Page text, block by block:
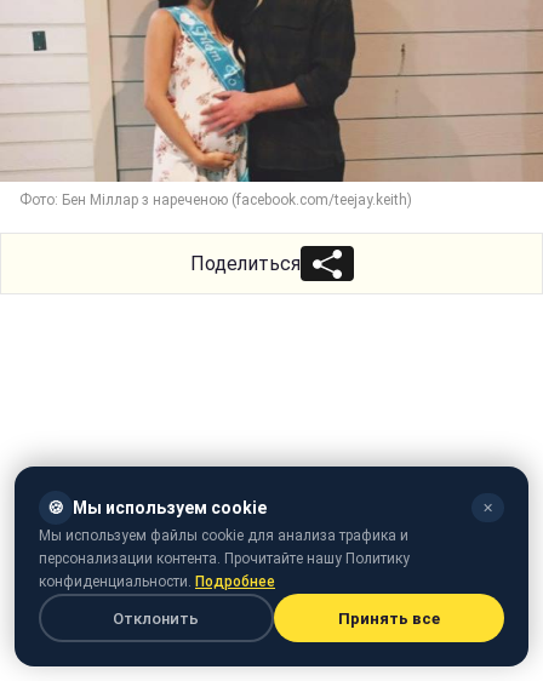
Фото: Бен Міллар з нареченою (facebook.com/teejay.keith)
Поделиться
🍪 Мы используем cookie ✕
Мы используем файлы cookie для анализа трафика и
персонализации контента. Прочитайте нашу Политику
конфиденциальности. Подробнее
Отклонить Принять все